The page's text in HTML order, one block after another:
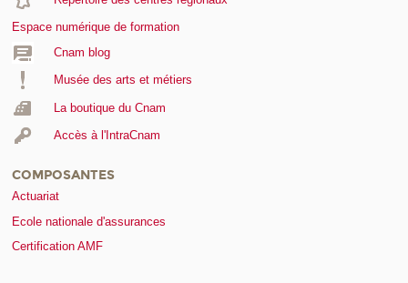
Espace numérique de formation
Cnam blog
Musée des arts et métiers
La boutique du Cnam
Accès à l'IntraCnam
COMPOSANTES
Actuariat
Ecole nationale d'assurances
Certification AMF